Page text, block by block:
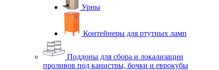
Урны
Контейнеры для ртутных ламп
Поддоны для сбора и локализации
проливов под канистры, бочки и еврокубы